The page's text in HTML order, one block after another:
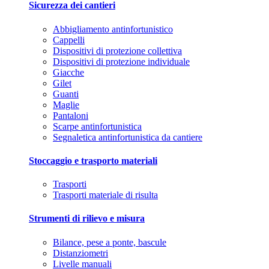
Sicurezza dei cantieri
Abbigliamento antinfortunistico
Cappelli
Dispositivi di protezione collettiva
Dispositivi di protezione individuale
Giacche
Gilet
Guanti
Maglie
Pantaloni
Scarpe antinfortunistica
Segnaletica antinfortunistica da cantiere
Stoccaggio e trasporto materiali
Trasporti
Trasporti materiale di risulta
Strumenti di rilievo e misura
Bilance, pese a ponte, bascule
Distanziometri
Livelle manuali